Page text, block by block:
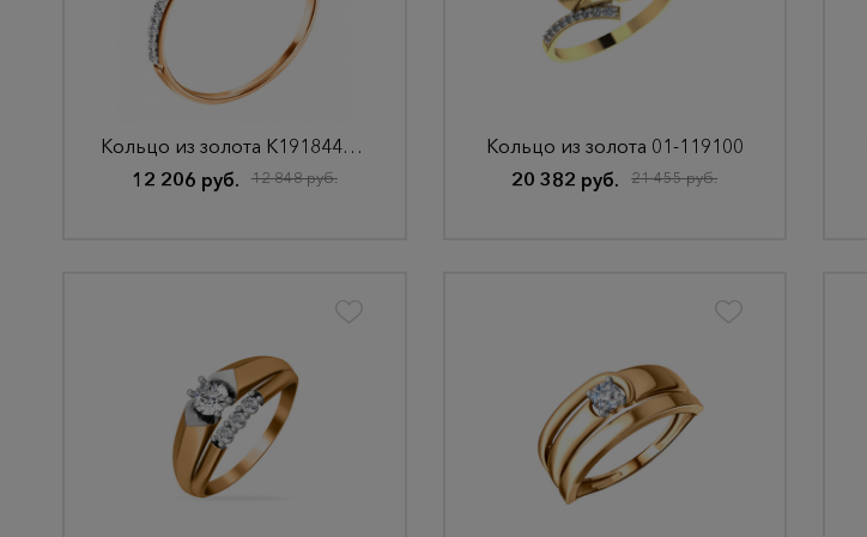
Кольцо из золота К191844НГ15,0. бцФз585
12 206 руб.
12 848 руб.
Кольцо из золота 01-119100
20 382 руб.
21 455 руб.